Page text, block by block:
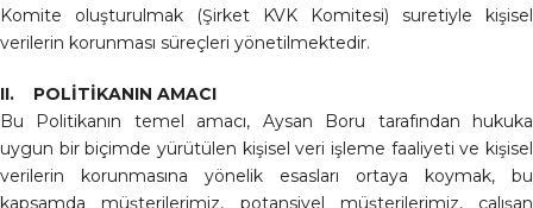
Komite oluşturulmak (Şirket KVK Komitesi) suretiyle kişisel
verilerin korunması süreçleri yönetilmektedir.
II. POLİTİKANIN AMACI
Bu Politikanın temel amacı, Aysan Boru tarafından hukuka
uygun bir biçimde yürütülen kişisel veri işleme faaliyeti ve kişisel
verilerin korunmasına yönelik esasları ortaya koymak, bu
kapsamda müşterilerimiz, potansiyel müşterilerimiz, çalışan